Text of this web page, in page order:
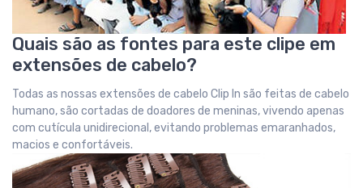
Quais são as fontes para este clipe em
extensões de cabelo?
Todas as nossas extensões de cabelo Clip In são feitas de cabelo
humano, são cortadas de doadores de meninas, vivendo apenas
com cutícula unidirecional, evitando problemas emaranhados,
macios e confortáveis.